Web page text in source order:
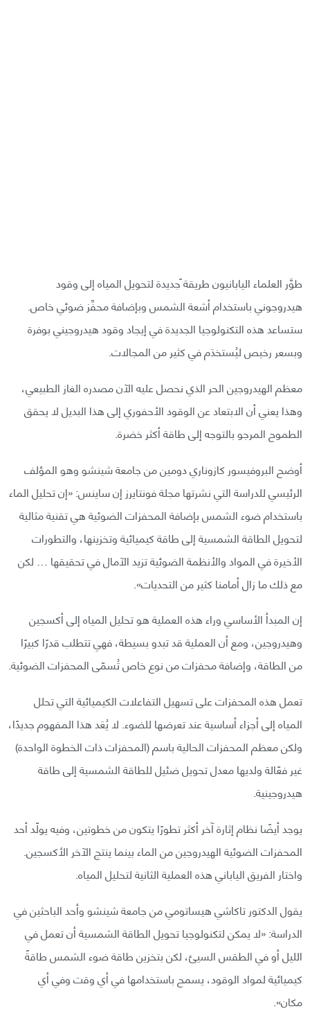
طوَّر العلماء اليابانيون طريقة ًجديدة لتحويل المياه إلى وقود
هيدروجوني باستخدام أشعة الشمس وبإضافة محفِّز ضوئي خاص.
ستساعد هذه التكنولوجيا الجديدة في إيجاد وقود هيدروجيني بوفرة
وبسعر رخيص ليُستخدَم في كثير من المجالات.
معظم الهيدروجين الحر الذي نحصل عليه الآن مصدره الغاز الطبيعي،
وهذا يعني أن الابتعاد عن الوقود الأحفوري إلى هذا البديل لا يحقق
الطموح المرجو بالتوجه إلى طاقة أكثر خضرة.
أوضح البروفيسور كازوناري دومين من جامعة شينشو وهو المؤلف
الرئيسي للدراسة التي نشرتها مجلة فونتايرز إن ساينس: «إن تحليل الماء
باستخدام ضوء الشمس بإضافة المحفزات الضوئية هي تقنية مثالية
لتحويل الطاقة الشمسية إلى طاقة كيميائية وتخزينها، والتطورات
الأخيرة في المواد والأنظمة الضوئية تزيد الآمال في تحقيقها … لكن
مع ذلك ما زال أمامنا كثير من التحديات».
إن المبدأ الأساسي وراء هذه العملية هو تحليل المياه إلى أكسجين
وهيدروجين، ومع أن العملية قد تبدو بسيطة، فهي تتطلب قدرًا كبيرًا
من الطاقة، وإضافة محفزات من نوع خاص تُسمّى المحفزات الضوئية.
تعمل هذه المحفزات على تسهيل التفاعلات الكيميائية التي تحلل
المياه إلى أجزاء أساسية عند تعرضها للضوء. لا يُعَد هذا المفهوم جديدًا،
ولكن معظم المحفزات الحالية باسم (المحفزات ذات الخطوة الواحدة)
غير فعّالة ولديها معدل تحويل ضئيل للطاقة الشمسية إلى طاقة
هيدروجينية.
يوجد أيضًا نظام إثارة آخر أكثر تطورًا يتكون من خطوتين، وفيه يولّد أحد
المحفزات الضوئية الهيدروجين من الماء بينما ينتج الآخر الأكسجين.
واختار الفريق الياباني هذه العملية الثانية لتحليل المياه.
يقول الدكتور تاكاشي هيساتومي من جامعة شينشو وأحد الباحثين في
الدراسة: «لا يمكن لتكنولوجيا تحويل الطاقة الشمسية أن تعمل في
الليل أو في الطقس السيئ، لكن بتخزين طاقة ضوء الشمس طاقةً
كيميائية لمواد الوقود، يسمح باستخدامها في أي وقت وفي أي
مكان».